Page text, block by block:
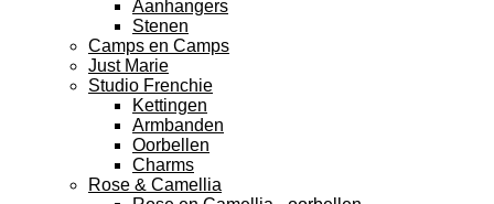
Aanhangers
Stenen
Camps en Camps
Just Marie
Studio Frenchie
Kettingen
Armbanden
Oorbellen
Charms
Rose & Camellia